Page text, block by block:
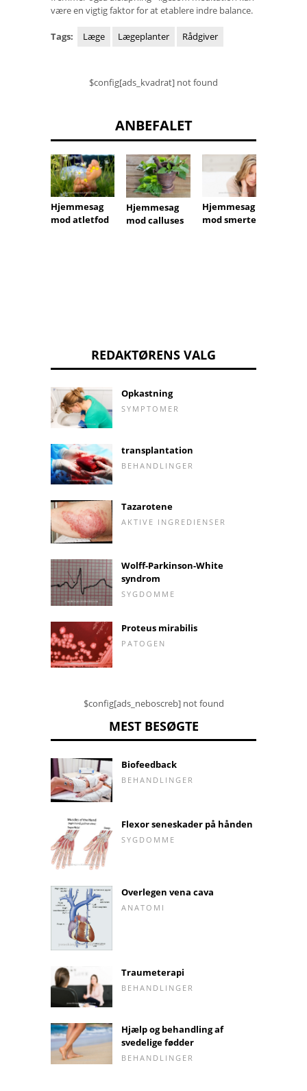
være en vigtig faktor for at etablere indre balance.
Tags: Læge Lægeplanter Rådgiver
$config[ads_kvadrat] not found
ANBEFALET
Hjemmesag
mod atletfod
Hjemmesag
mod calluses
Hjemmesag
mod smerter
REDAKTØRENS VALG
Opkastning
SYMPTOMER
transplantation
BEHANDLINGER
Tazarotene
AKTIVE INGREDIENSER
Wolff-Parkinson-White
syndrom
SYGDOMME
Proteus mirabilis
PATOGEN
$config[ads_neboscreb] not found
MEST BESØGTE
Biofeedback
BEHANDLINGER
Flexor seneskader på hånden
SYGDOMME
Overlegen vena cava
ANATOMI
Traumeterapi
BEHANDLINGER
Hjælp og behandling af
svedelige fødder
BEHANDLINGER